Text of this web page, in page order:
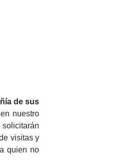
de sus
nuestro
visitas y
quien no